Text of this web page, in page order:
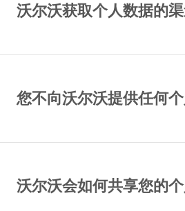
沃尔沃获取个人数据的
您不向沃尔沃提供任何
沃尔沃会如何共享您的